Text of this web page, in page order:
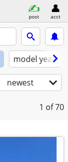
post acct
model year
newest
1 of 70